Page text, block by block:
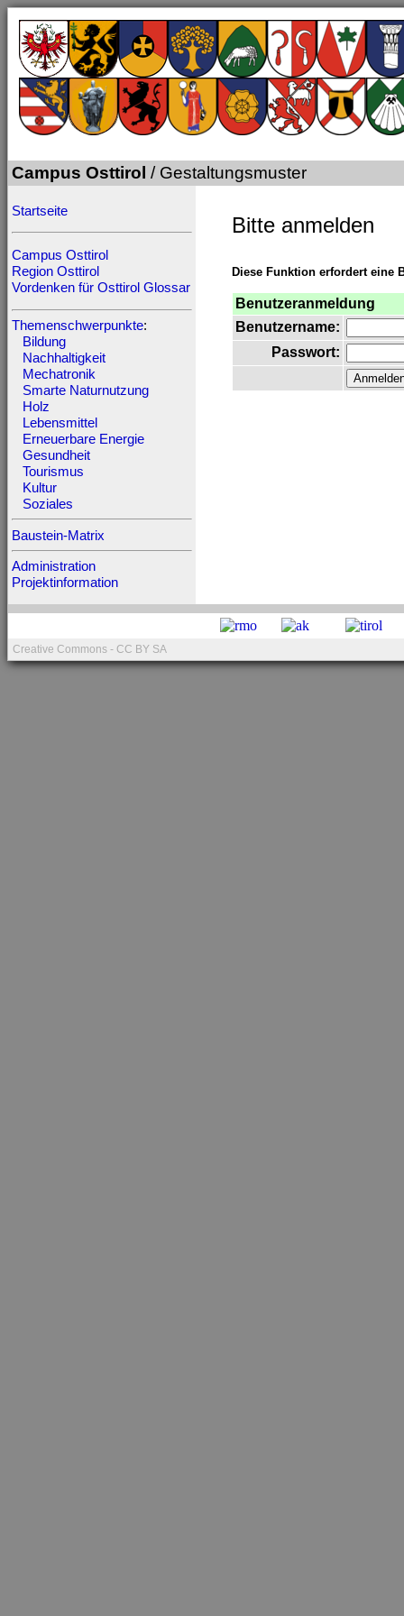
Campus Osttirol / Gestaltungsmuster
Startseite
Campus Osttirol
Region Osttirol
Vordenken für Osttirol Glossar
Themenschwerpunkte:
Bildung
Nachhaltigkeit
Mechatronik
Smarte Naturnutzung
Holz
Lebensmittel
Erneuerbare Energie
Gesundheit
Tourismus
Kultur
Soziales
Baustein-Matrix
Administration
Projektinformation
Bitte anmelden
Diese Funktion erfordert eine
Benutzeranmeldung
Benutzername:
Passwort:
Creative Commons - CC BY SA